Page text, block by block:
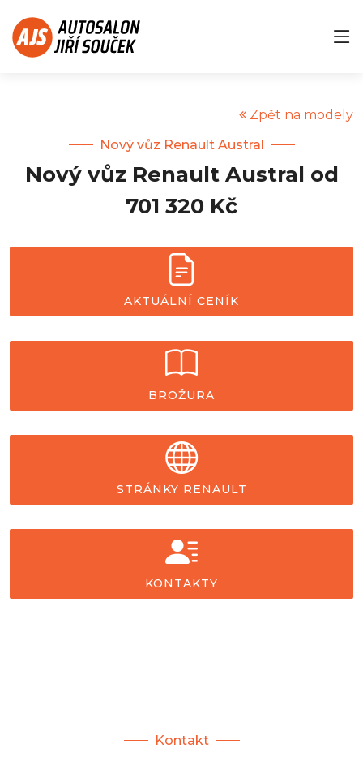
Zpět na modely
Nový vůz Renault Austral
Nový vůz Renault Austral od
701 320 Kč
AKTUÁLNÍ CENÍK
BROŽURA
STRÁNKY RENAULT
KONTAKTY
Kontakt